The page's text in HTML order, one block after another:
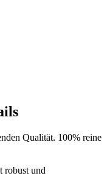
Qualität. 100% reine
robust und